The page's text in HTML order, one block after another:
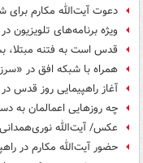
دعوت آیت‌الله مکارم
ویژه برنامه‌های تلویزیون
قدس است به فتنه مبتلا،
همراه با شبکه افق در
آغاز راهپیمایی روز قدس در ۸۵۰ شهر کشور و ۸۰ کشور جهان
چه روزهایی اعمالمان به
عکس/ آیت‌الله
حضور آیت‌الله مکارم در